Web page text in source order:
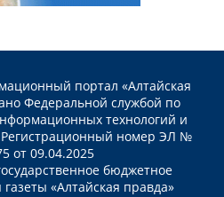
портал «Алтайская
Федеральной службой по
технологий и
номер ЭЛ №
от 09.04.2025
бюджетное
«Алтайская правда»